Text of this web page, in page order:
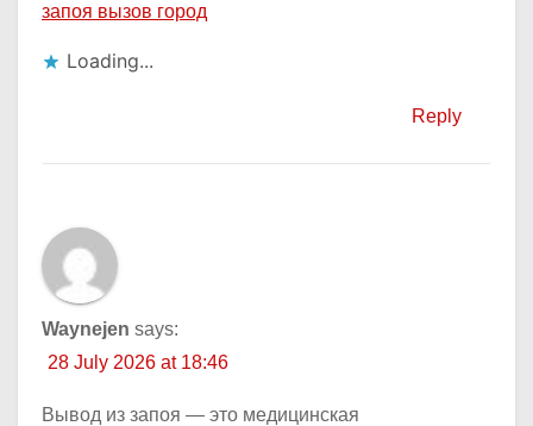
запоя вызов город
Loading...
Reply
Waynejen says:
28 July 2026 at 18:46
Вывод из запоя — это медицинская